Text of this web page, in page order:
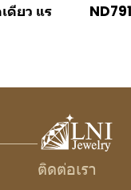
ดียว แร
ติดต่อเรา